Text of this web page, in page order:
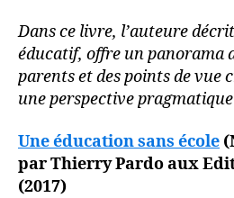
Dans ce livre, l’auteure
éducatif, offre un panorama
parents et des points de vue
une perspective
Une éducation sans école
par Thierry Pardo aux
(2017)